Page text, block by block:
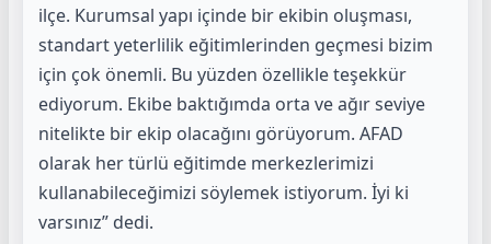
ilçe. Kurumsal yapı içinde bir ekibin oluşması,
standart yeterlilik eğitimlerinden geçmesi bizim
için çok önemli. Bu yüzden özellikle teşekkür
ediyorum. Ekibe baktığımda orta ve ağır seviye
nitelikte bir ekip olacağını görüyorum. AFAD
olarak her türlü eğitimde merkezlerimizi
kullanabileceğimizi söylemek istiyorum. İyi ki
varsınız” dedi.